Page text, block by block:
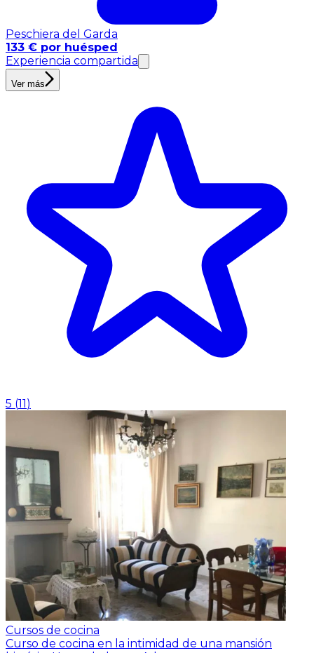
Peschiera del Garda
133 € por huésped
Experiencia compartida
Ver más
5 (11)
Cursos de cocina
Curso de cocina en la intimidad de una mansión